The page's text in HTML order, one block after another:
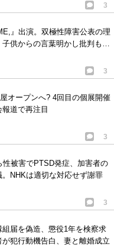
3
』出演。双極性障害公表の理
供からの言葉明かし批判も…
3
オープンへ? 4回目の個展開催
道で再注目
3
性被害でPTSD発症、加害者の
NHKは適切な対応せず謝罪
3
届を偽造、懲役1年を検察求
犯行動機告白、妻と離婚成立